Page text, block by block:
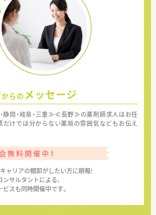
からの メッセージ
静岡・岐阜・三重≫≪長野≫の薬剤師求人はお任
だけでは分からない薬局の雰囲気などもお伝え
無料開催中！
ャリアの棚卸がしたい方に朗報!
サルタントによる、
スも同時開催中です。